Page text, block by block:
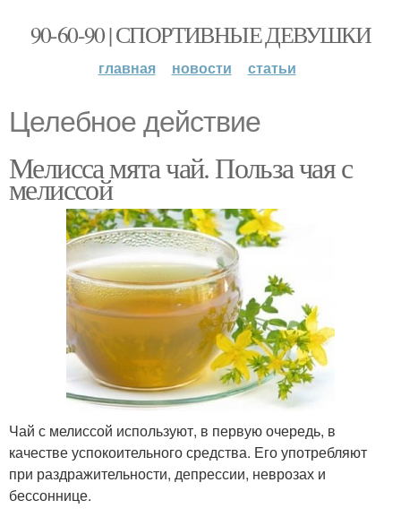
90-60-90 | СПОРТИВНЫЕ ДЕВУШКИ
главная новости статьи
Целебное действие
Мелисса мята чай. Польза чая с
мелиссой
Чай с мелиссой используют, в первую очередь, в
качестве успокоительного средства. Его употребляют
при раздражительности, депрессии, неврозах и
бессоннице.